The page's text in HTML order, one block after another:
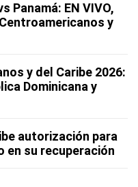
Panamá: EN VIVO,
y
y del Caribe 2026:
Dominicana y
autorización para
en su recuperación